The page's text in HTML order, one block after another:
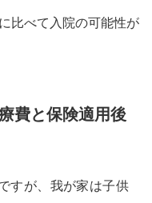
比べて入院の可能性が
費と保険適用後
すが、我が家は子供